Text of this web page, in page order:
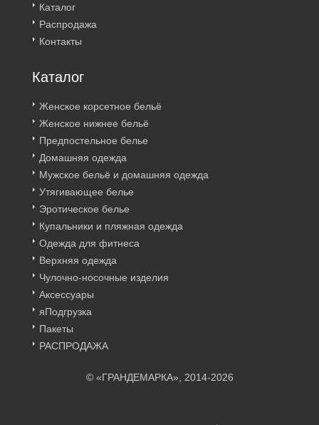
Каталог
Распродажа
Контакты
Каталог
Женское корсетное бельё
Женское нижнее бельё
Предпостельное белье
Домашняя одежда
Мужское бельё и домашняя одежда
Утягивающее белье
Эротическое белье
Купальники и пляжная одежда
Одежда для фитнеса
Верхняя одежда
Чулочно-носочные изделия
Аксессуары
яПодгрузка
Пакеты
РАСПРОДАЖА
© «ГРАНДЕМАРКА», 2014-2026